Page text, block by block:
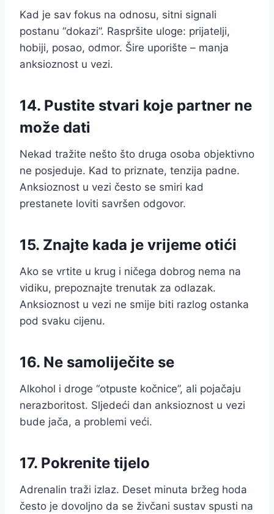
Kad je sav fokus na odnosu, sitni signali
postanu “dokazi”. Raspršite uloge: prijatelji,
hobiji, posao, odmor. Šire uporište – manja
anksioznost u vezi.
14. Pustite stvari koje partner ne
može dati
Nekad tražite nešto što druga osoba objektivno
ne posjeduje. Kad to priznate, tenzija padne.
Anksioznost u vezi često se smiri kad
prestanete loviti savršen odgovor.
15. Znajte kada je vrijeme otići
Ako se vrtite u krug i ničega dobrog nema na
vidiku, prepoznajte trenutak za odlazak.
Anksioznost u vezi ne smije biti razlog ostanka
pod svaku cijenu.
16. Ne samoliječite se
Alkohol i droge “otpuste kočnice”, ali pojačaju
nerazboritost. Sljedeći dan anksioznost u vezi
bude jača, a problemi veći.
17. Pokrenite tijelo
Adrenalin traži izlaz. Deset minuta bržeg hoda
često je dovoljno da se živčani sustav spusti na